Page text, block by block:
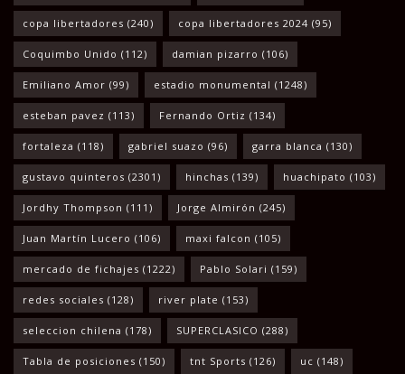
copa libertadores (240) copa libertadores 2024 (95)
Coquimbo Unido (112) damian pizarro (106)
Emiliano Amor (99) estadio monumental (1248)
esteban pavez (113) Fernando Ortiz (134)
fortaleza (118) gabriel suazo (96) garra blanca (130)
gustavo quinteros (2301) hinchas (139) huachipato (103)
Jordhy Thompson (111) Jorge Almirón (245)
Juan Martín Lucero (106) maxi falcon (105)
mercado de fichajes (1222) Pablo Solari (159)
redes sociales (128) river plate (153)
seleccion chilena (178) SUPERCLASICO (288)
Tabla de posiciones (150) tnt Sports (126) uc (148)